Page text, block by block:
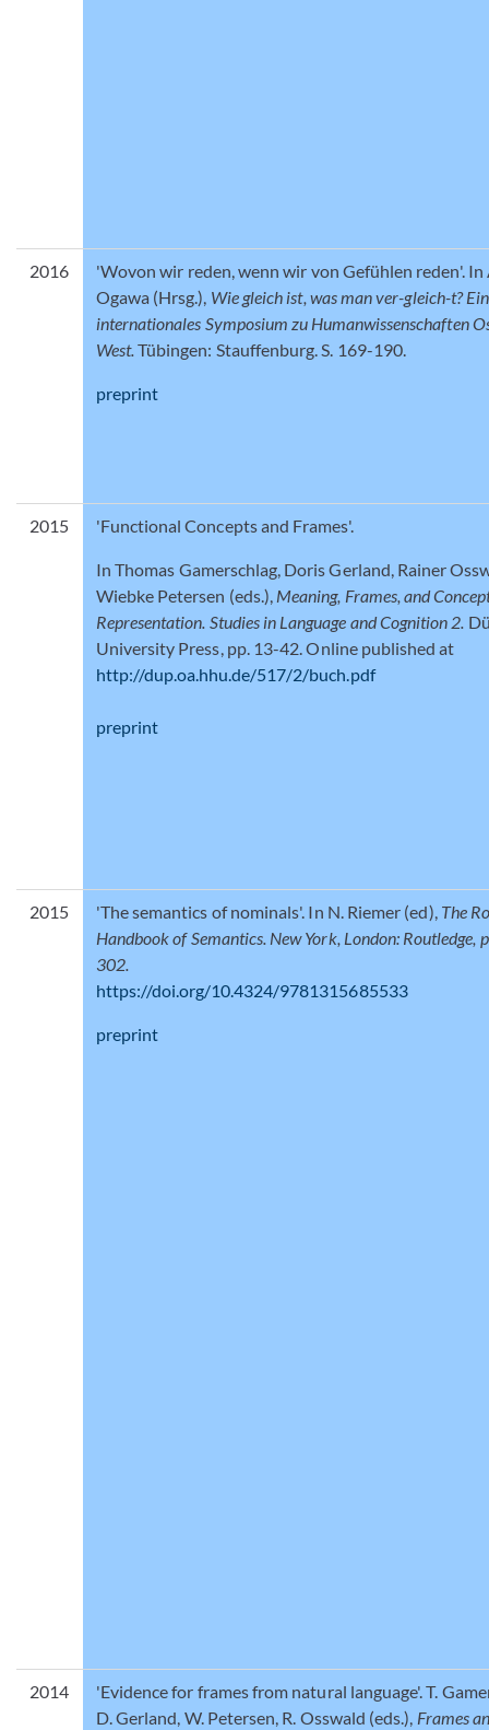
2016
'Wovon wir reden, wenn wir von Gefühlen reden'. In
Ogawa (Hrsg.), Wie gleich ist, was man ver-gleich-t? Ein
internationales Symposium zu Humanwissenschaften
West.Tübingen: Stauffenburg. S. 169-190.
preprint
2015 'Functional Concepts and Frames'.
In Thomas Gamerschlag, Doris Gerland, Rainer
Wiebke Petersen (eds.), Meaning, Frames, and
Representation. Studies in Language and Cognition 2.
University Press, pp. 13-42. Online published at
http://dup.oa.hhu.de/517/2/buch.pdf
preprint
2015 'The semantics of nominals'. In N. Riemer (ed), The
Handbook of Semantics. New York, London: Routledge,
302.
https://doi.org/10.4324/9781315685533
preprint
2014
'Evidence for frames from natural language'. T.
D. Gerland, W. Petersen, R. Osswald (eds.), Frames